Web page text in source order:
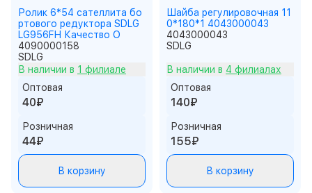
Ролик 6*54 сателлита бо
ртового редуктора SDLG
LG956FH Качество О
4090000158
SDLG
В наличии в 1 филиале
Оптовая
40₽
Розничная
44₽
В корзину
Шайба регулировочная 11
0*180*1 4043000043
4043000043
SDLG
В наличии в 4 филиалах
Оптовая
140₽
Розничная
155₽
В корзину